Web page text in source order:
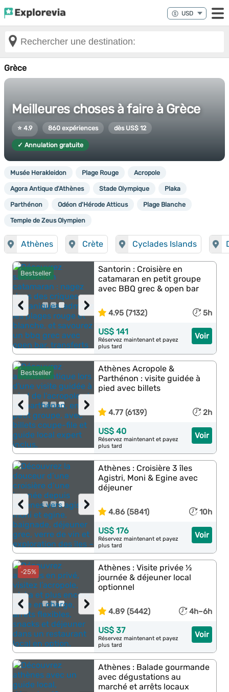
Grèce
Meilleures choses à faire à Grèce
⭐ 4.9 860 expériences dès US$ 12
✓ Annulation gratuite
Musée Herakleidon Plage Rouge Acropole
Agora Antique d'Athènes Stade Olympique Plaka
Parthénon Odéon d'Hérode Atticus Plage Blanche
Temple de Zeus Olympien
Athènes Crète Cyclades Islands
Bestseller
›
‹
Santorin : Croisière en
catamaran en petit groupe
avec BBQ grec & open bar
4.95 (7132) 5h
Voir
US$ 141
Réservez maintenant et payez
plus tard
Bestseller
›
‹
Athènes Acropole &
Parthénon : visite guidée à
pied avec billets
4.77 (6139) 2h
Voir
US$ 40
Réservez maintenant et payez
plus tard
›
‹
Athènes : Croisière 3 îles
Agistri, Moni & Egine avec
déjeuner
4.86 (5841) 10h
Voir
US$ 176
Réservez maintenant et payez
plus tard
-25%
›
‹
Athènes : Visite privée ½
journée & déjeuner local
optionnel
4.89 (5442) 4h–6h
Voir
US$ 37
Réservez maintenant et payez
plus tard
Athènes : Balade gourmande
avec dégustations au
marché et arrêts locaux